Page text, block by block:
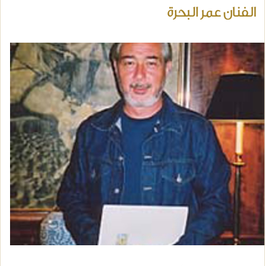
الفنان عمر البحرة